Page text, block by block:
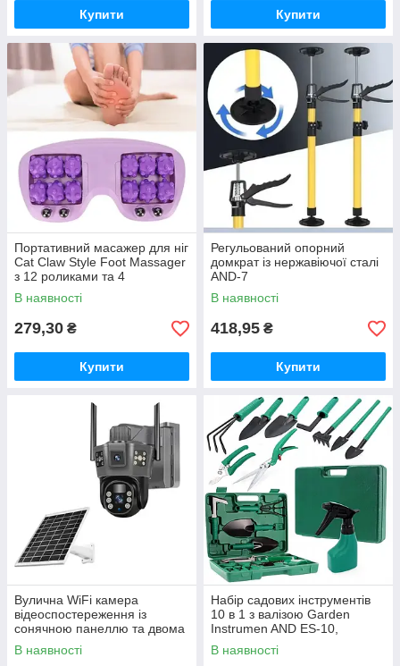
Купити Купити
Портативний масажер для ніг
Cat Claw Style Foot Massager
з 12 роликами та 4
магнітними кульками
В наявності
279,30 ₴
Купити
Регульований опорний
домкрат із нержавіючої сталі
AND-7
В наявності
418,95 ₴
Купити
Вулична WiFi камера
відеоспостереження із
сонячною панеллю та двома
об'єктивами TP18 Камера
відеоспостереження 6Мп
В наявності
Набір садових інструментів
10 в 1 з валізою Garden
Instrumen AND ES-10,
інвентар для городу та саду
В наявності